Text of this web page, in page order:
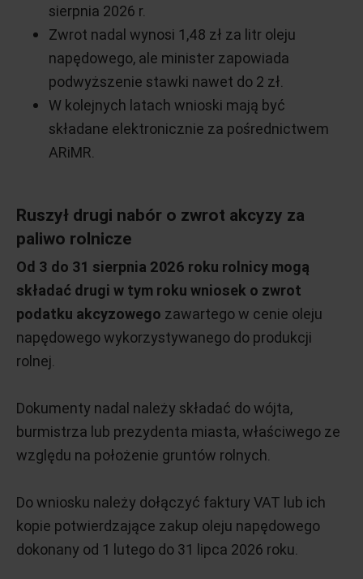
sierpnia 2026 r.
Zwrot nadal wynosi 1,48 zł za litr oleju
napędowego, ale minister zapowiada
podwyższenie stawki nawet do 2 zł.
W kolejnych latach wnioski mają być
składane elektronicznie za pośrednictwem
ARiMR.
Ruszył drugi nabór o zwrot akcyzy za
paliwo rolnicze
Od 3 do 31 sierpnia 2026 roku rolnicy mogą
składać drugi w tym roku wniosek o zwrot
podatku akcyzowego zawartego w cenie oleju
napędowego wykorzystywanego do produkcji
rolnej.
Dokumenty nadal należy składać do wójta,
burmistrza lub prezydenta miasta, właściwego ze
względu na położenie gruntów rolnych.
Do wniosku należy dołączyć faktury VAT lub ich
kopie potwierdzające zakup oleju napędowego
dokonany od 1 lutego do 31 lipca 2026 roku.